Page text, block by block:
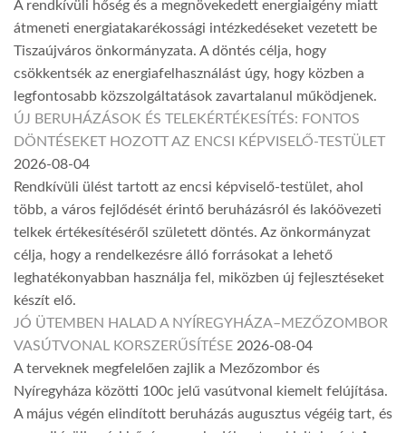
A rendkívüli hőség és a megnövekedett energiaigény miatt
átmeneti energiatakarékossági intézkedéseket vezetett be
Tiszaújváros önkormányzata. A döntés célja, hogy
csökkentsék az energiafelhasználást úgy, hogy közben a
legfontosabb közszolgáltatások zavartalanul működjenek.
ÚJ BERUHÁZÁSOK ÉS TELEKÉRTÉKESÍTÉS: FONTOS
DÖNTÉSEKET HOZOTT AZ ENCSI KÉPVISELŐ-TESTÜLET
2026-08-04
Rendkívüli ülést tartott az encsi képviselő-testület, ahol
több, a város fejlődését érintő beruházásról és lakóövezeti
telkek értékesítéséről született döntés. Az önkormányzat
célja, hogy a rendelkezésre álló forrásokat a lehető
leghatékonyabban használja fel, miközben új fejlesztéseket
készít elő.
JÓ ÜTEMBEN HALAD A NYÍREGYHÁZA–MEZŐZOMBOR
VASÚTVONAL KORSZERŰSÍTÉSE 2026-08-04
A terveknek megfelelően zajlik a Mezőzombor és
Nyíregyháza közötti 100c jelű vasútvonal kiemelt felújítása.
A május végén elindított beruházás augusztus végéig tart, és